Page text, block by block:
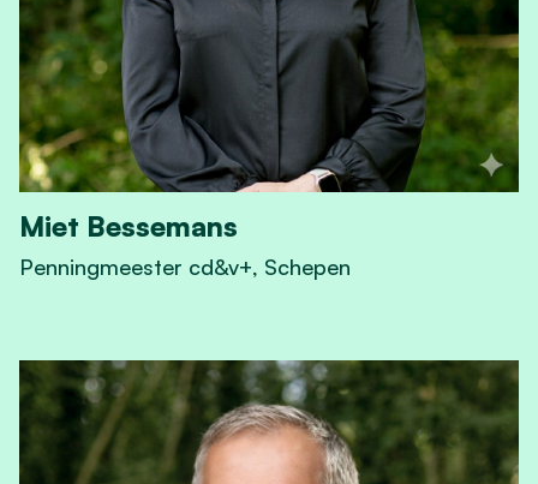
Miet Bessemans
Penningmeester cd&v+, Schepen